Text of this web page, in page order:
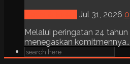
Jul 31, 2026 0
Melalui peringatan 24 tahun
menegaskan komitmennya...